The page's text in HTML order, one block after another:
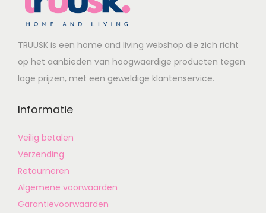
TRUUSK is een home and living webshop die zich richt
op het aanbieden van hoogwaardige producten tegen
lage prijzen, met een geweldige klantenservice.
Informatie
Veilig betalen
Verzending
Retourneren
Algemene voorwaarden
Garantievoorwaarden